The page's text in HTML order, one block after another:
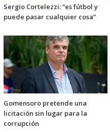
Sergio Cortelezzi: “es fútbol y
puede pasar cualquier cosa”
Gomensoro pretende una
licitación sin lugar para la
corrupción